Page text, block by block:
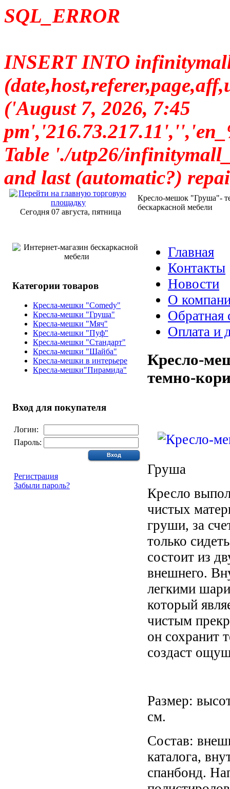
SQL_ERROR
INSERT INTO
('August 7, 2026, 7:45
Table './utp26/
and last (automatic?)
Сегодня 07 августа, пятница
Кресло-мешок "Груша"-
бескаркасной мебели
Категории товаров
Кресла-мешки "Comedy"
Кресла-мешки "Груша"
Кресла-мешки "Мяч"
Кресла-мешки "Пуф"
Кресла-мешки "Стандарт"
Кресла-мешки "Шайба"
Кресла-мешки в интерьере
Кресла-мешки"Пирамида"
Вход для покупателя
Логин:
Пароль:
Регистрация
Забыли пароль?
Главная
Контакты
Новости
О
Обратная
Оплата и
Кресло-
темно-
Груша
Кресло
чистых
груши, за
только
состоит из
внешнего.
легкими
который
чистым
он сохранит
создаст
Размер:
см.
Состав:
каталога,
спанбонд.